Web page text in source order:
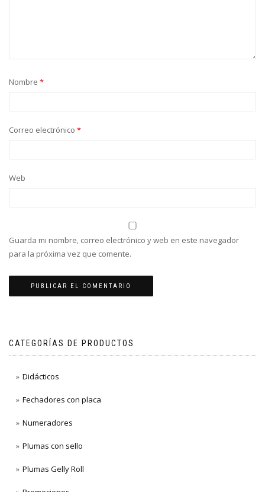
Nombre *
Correo electrónico *
Web
Guarda mi nombre, correo electrónico y web en este navegador
para la próxima vez que comente.
CATEGORÍAS DE PRODUCTOS
Didácticos
Fechadores con placa
Numeradores
Plumas con sello
Plumas Gelly Roll